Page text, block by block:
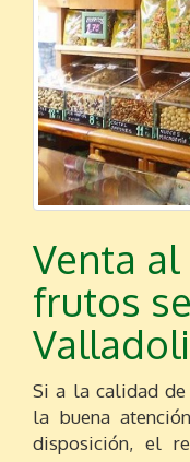
Venta
frutos
Si a la calidad
la buena
disposición, el